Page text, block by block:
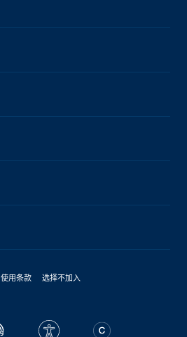
使用条款
选择不加入